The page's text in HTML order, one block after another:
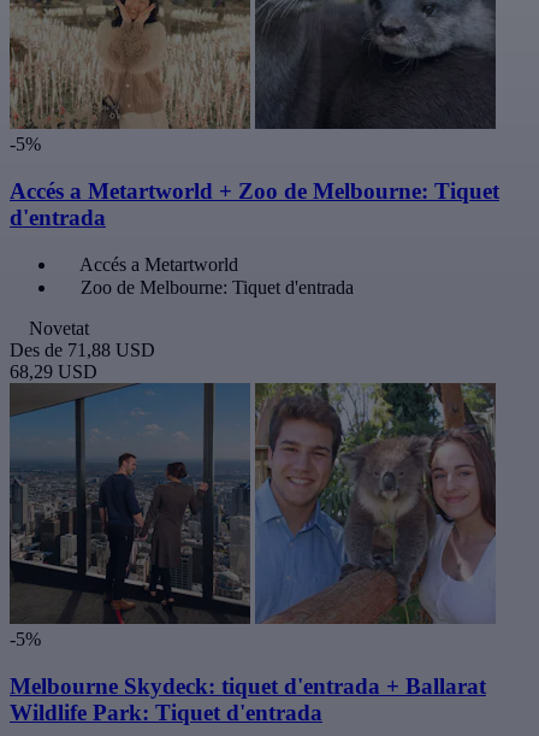
-5%
Accés a Metartworld + Zoo de Melbourne: Tiquet
d'entrada
Accés a Metartworld
Zoo de Melbourne: Tiquet d'entrada
Novetat
Des de 71,88 USD
68,29 USD
-5%
Melbourne Skydeck: tiquet d'entrada + Ballarat
Wildlife Park: Tiquet d'entrada